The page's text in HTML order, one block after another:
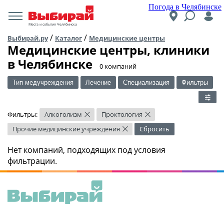
Погода в Челябинске
Места и события Челябинска
Выбирай.ру/ Каталог / Медицинские центры
Медицинские центры, клиники
в Челябинске
​0 компаний
Тип медучреждения Лечение Специализация Фильтры
Фильтры: Алкоголизм × Проктология ×
Прочие медицинские учреждения × Сбросить
Нет компаний, подходящих под условия
фильтрации.